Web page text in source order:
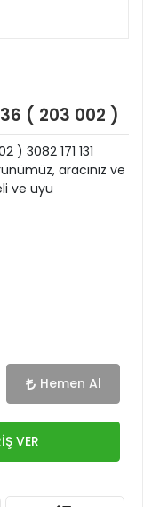
( 203 002 )
) 3082 171 131
aracınız ve
ve uyu
Hemen Al
VER